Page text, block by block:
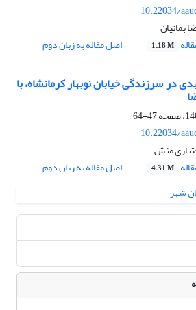
10.22034/
بمانیان
1.18 M اصل مقاله به زبان دوم
در سرزندگی خیابان نوبهار کرمانشاه، با
47-64
10.22034/
منش
4.31 M اصل مقاله به زبان دوم